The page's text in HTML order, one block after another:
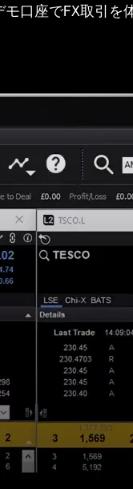
口座でFX取引を